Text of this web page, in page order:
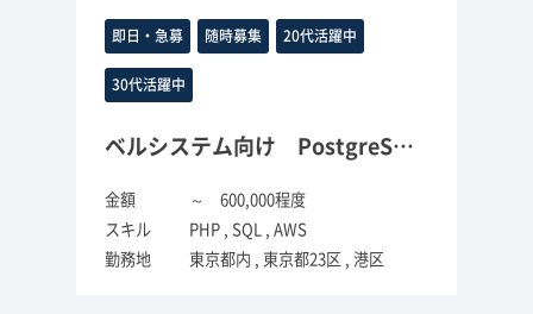
即日・急募 随時募集 20代活躍中
30代活躍中
ベルシステム向け PostgreSQL老朽化対応
金額
～ 600,000程度
スキル
PHP , SQL , AWS
勤務地
東京都内 , 東京都23区 , 港区